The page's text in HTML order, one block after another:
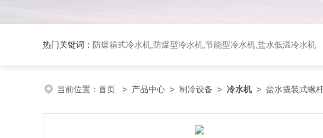
热门关键词： 防爆箱式冷水机,防爆型冷水机,节能型冷水机,盐水低温冷水机
当前位置： 首页 > 产品中心 > 制冷设备 > 冷水机> 盐水撬装式螺杆